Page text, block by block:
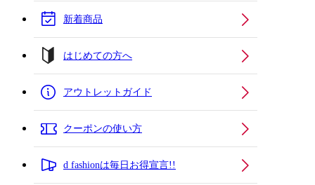
新着商品
はじめての方へ
アウトレットガイド
クーポンの使い方
d fashionは毎日お得宣言!!